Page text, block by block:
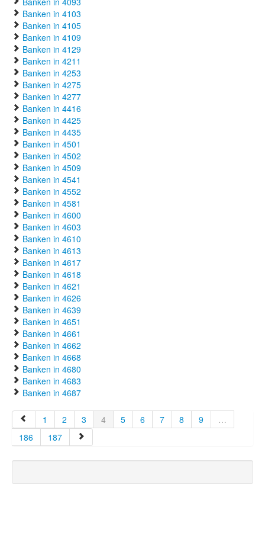
Banken in 4103
Banken in 4105
Banken in 4109
Banken in 4129
Banken in 4211
Banken in 4253
Banken in 4275
Banken in 4277
Banken in 4416
Banken in 4425
Banken in 4435
Banken in 4501
Banken in 4502
Banken in 4509
Banken in 4541
Banken in 4552
Banken in 4581
Banken in 4600
Banken in 4603
Banken in 4610
Banken in 4613
Banken in 4617
Banken in 4618
Banken in 4621
Banken in 4626
Banken in 4639
Banken in 4651
Banken in 4661
Banken in 4662
Banken in 4668
Banken in 4680
Banken in 4683
Banken in 4687
1 2 3 4 5 6 7 8 9
…
186
187